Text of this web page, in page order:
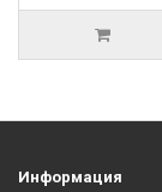
Информация